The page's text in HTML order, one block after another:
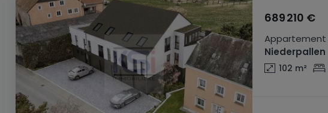
Appartement
Niederpallen
689 210 €
102 m²